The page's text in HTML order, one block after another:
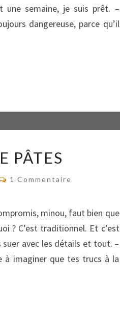
une semaine, je suis prêt. –
dangereuse, parce qu’il
PÂTES
Commentaires
1 Commentaire
minou, faut bien que
? C’est traditionnel. Et c’est
suer avec les détails et tout. –
imaginer que tes trucs à la